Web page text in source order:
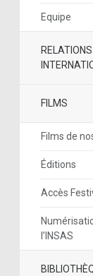
Equipe
RELATIONS
FILMS
Films de
Éditions
Accès
l’INSAS